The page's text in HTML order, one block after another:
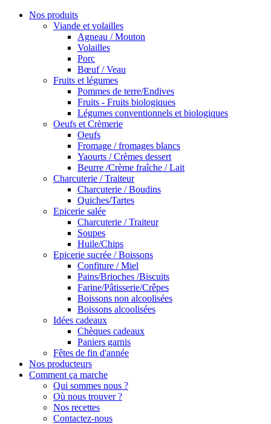
Nos produits
Viande et volailles
Agneau / Mouton
Volailles
Porc
Bœuf / Veau
Fruits et légumes
Pommes de terre/Endives
Fruits - Fruits biologiques
Légumes conventionnels et biologiques
Oeufs et Crèmerie
Oeufs
Fromage / fromages blancs
Yaourts / Crèmes dessert
Beurre /Crème fraîche / Lait
Charcuterie / Traiteur
Charcuterie / Boudins
Quiches/Tartes
Epicerie salée
Charcuterie / Traiteur
Soupes
Huile/Chips
Epicerie sucrée / Boissons
Confiture / Miel
Pains/Brioches /Biscuits
Farine/Pâtisserie/Crêpes
Boissons non alcoolisées
Boissons alcoolisées
Idées cadeaux
Chèques cadeaux
Paniers garnis
Fêtes de fin d'année
Nos producteurs
Comment ça marche
Qui sommes nous ?
Où nous trouver ?
Nos recettes
Contactez-nous